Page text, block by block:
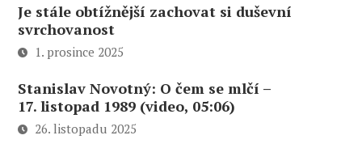
Je stále obtížnější zachovat si duševní
svrchovanost
1. prosince 2025
Stanislav Novotný: O čem se mlčí –
17. listopad 1989 (video, 05:06)
26. listopadu 2025